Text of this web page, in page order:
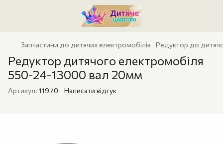
Запчастини до дитячих електромобілів Редуктор до
Редуктор дитячого електромобіля
550-24-13000 вал 20мм
Артикул: 11970 Написати відгук